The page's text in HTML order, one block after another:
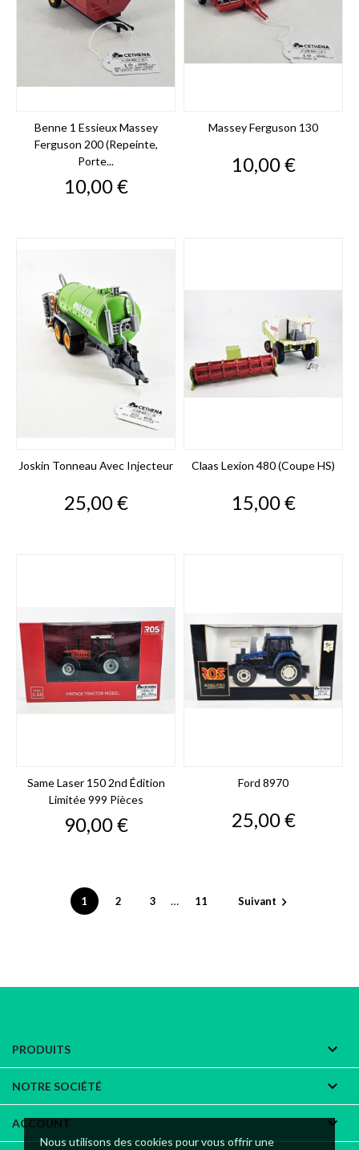
Nous utilisons des cookies pour vous offrir une
Benne 1 Essieux Massey
Ferguson 200 (repeinte,
Porte...
Prix
10,00 €
Massey Ferguson 130
Prix
10,00 €
Joskin Tonneau Avec Injecteur
Prix
25,00 €
Claas Lexion 480 (coupe HS)
Prix
15,00 €
Same Laser 150 2nd Édition
Limitée 999 Pièces
Prix
90,00 €
Ford 8970
Prix
25,00 €
1 2 3 … 11 Suivant 
PRODUITS 
NOTRE SOCIÉTÉ 
ACCOUNT 